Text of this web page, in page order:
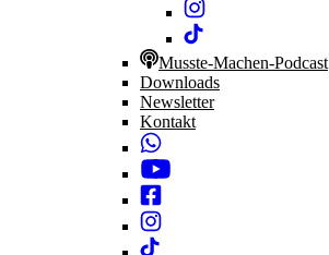
Musste-Machen-Podcast
Downloads
Newsletter
Kontakt